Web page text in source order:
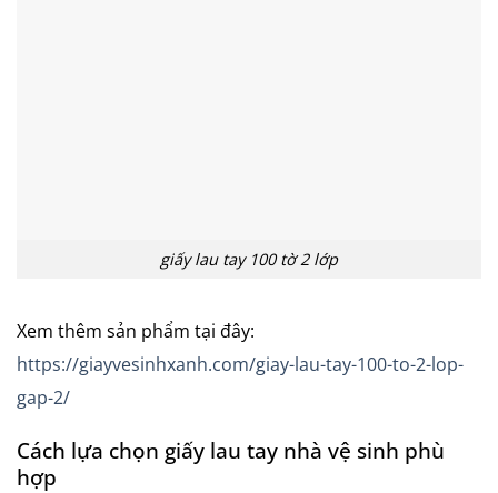
giấy lau tay 100 tờ 2 lớp
Xem thêm sản phẩm tại đây:
https://giayvesinhxanh.com/giay-lau-tay-100-to-2-lop-
gap-2/
Cách lựa chọn giấy lau tay nhà vệ sinh phù
hợp